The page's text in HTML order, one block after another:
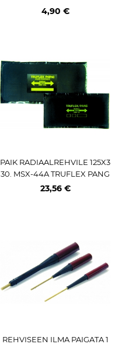
(CT20)
4,90 €
PAIK RADIAALREHVILE 125X3
30. MSX-44A TRUFLEX PANG
23,56 €
REHVISEEN ILMA PAIGATA 1